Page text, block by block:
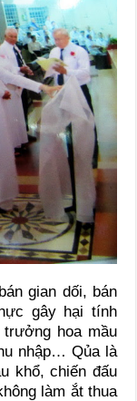
gian dối, bán
gây hại tính
hoa mầu
nhập… Qủa là
khổ, chiến đấu
làm ắt thua